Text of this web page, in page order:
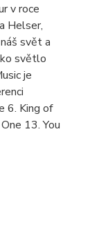
v roce
Helser,
svět a
světlo
je
6. King of
13. You